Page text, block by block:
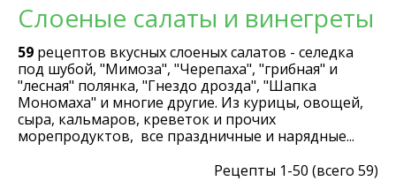
Слоеные салаты и винегреты
59 рецептов вкусных слоеных салатов - селедка
под шубой, "Мимоза", "Черепаха", "грибная" и
"лесная" полянка, "Гнездо дрозда", "Шапка
Мономаха" и многие другие. Из курицы, овощей,
сыра, кальмаров, креветок и прочих
морепродуктов, все праздничные и нарядные...
Рецепты 1-50 (всего 59)